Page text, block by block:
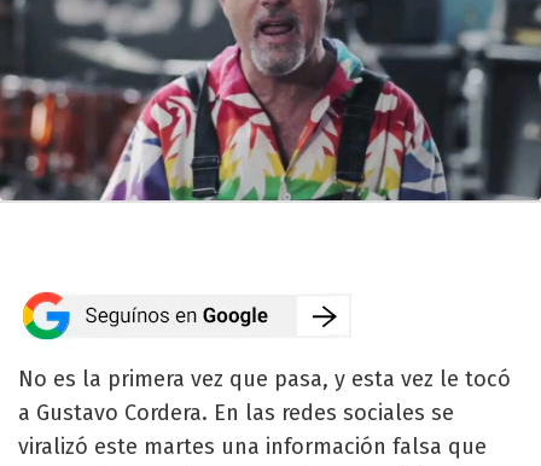
No es la primera vez que pasa, y esta vez le tocó
a Gustavo Cordera. En las redes sociales se
viralizó este martes una información falsa que